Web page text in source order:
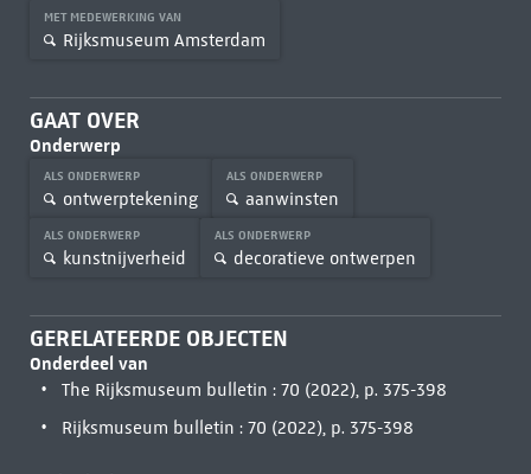
MET MEDEWERKING VAN
Rijksmuseum Amsterdam
GAAT OVER
Onderwerp
ALS ONDERWERP
ontwerptekening
ALS ONDERWERP
aanwinsten
ALS ONDERWERP
kunstnijverheid
ALS ONDERWERP
decoratieve ontwerpen
GERELATEERDE OBJECTEN
Onderdeel van
The Rijksmuseum bulletin : 70 (2022), p. 375-398
Rijksmuseum bulletin : 70 (2022), p. 375-398